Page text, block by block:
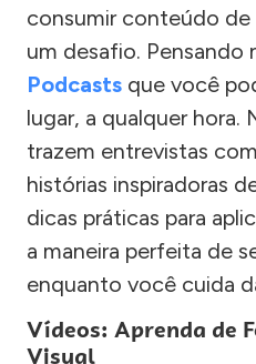
consumir conteúdo de
um desafio. Pensando
Podcasts que você
lugar, a qualquer hora.
trazem entrevistas
histórias inspiradoras
dicas práticas para
a maneira perfeita de
enquanto você cuida
Vídeos: Aprenda de
Visual